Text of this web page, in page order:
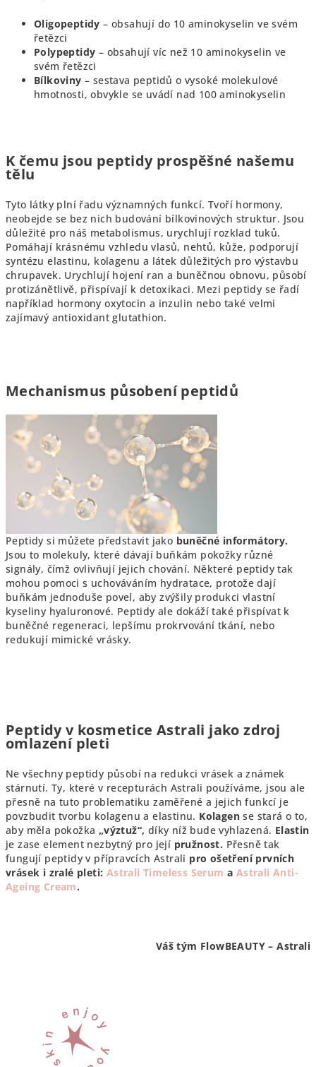
Oligopeptidy– obsahují do 10 aminokyselin ve svém
řetězci
Polypeptidy – obsahují víc než 10 aminokyselin ve
svém řetězci
Bílkoviny – sestava peptidů o vysoké molekulové
hmotnosti, obvykle se uvádí nad 100 aminokyselin
K čemu jsou peptidy prospěšné našemu
tělu
Tyto látky plní řadu významných funkcí. Tvoří hormony,
neobejde se bez nich budování bílkovinových struktur. Jsou
důležité pro náš metabolismus, urychlují rozklad tuků.
Pomáhají krásnému vzhledu vlasů, nehtů, kůže, podporují
syntézu elastinu, kolagenu a látek důležitých pro výstavbu
chrupavek. Urychlují hojení ran a buněčnou obnovu, působí
protizánětlivě, přispívají k detoxikaci. Mezi peptidy se řadí
například hormony oxytocin a inzulin nebo také velmi
zajímavý antioxidant glutathion.
Mechanismus působení peptidů
Peptidy si můžete představit jako buněčné informátory.
Jsou to molekuly, které dávají buňkám pokožky různé
signály, čímž ovlivňují jejich chování. Některé peptidy tak
mohou pomoci s uchováváním hydratace, protože dají
buňkám jednoduše povel, aby zvýšily produkci vlastní
kyseliny hyaluronové. Peptidy ale dokáží také přispívat k
buněčné regeneraci, lepšímu prokrvování tkání, nebo
redukují mimické vrásky.
Peptidy v kosmetice Astrali jako zdroj
omlazení pleti
Ne všechny peptidy působí na redukci vrásek a známek
stárnutí. Ty, které v recepturách Astrali používáme, jsou ale
přesně na tuto problematiku zaměřené a jejich funkcí je
povzbudit tvorbu kolagenu a elastinu. Kolagen se stará o to,
aby měla pokožka „výztuž“, díky níž bude vyhlazená. Elastin
je zase element nezbytný pro její pružnost. Přesně tak
fungují peptidy v přípravcích Astrali pro ošetření prvních
vrásek i zralé pleti: Astrali Timeless Serum a Astrali Anti-
Ageing Cream.
Váš tým FlowBEAUTY – Astrali